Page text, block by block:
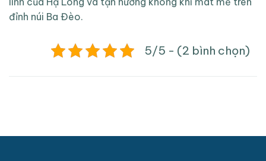
đỉnh núi Ba Đèo.
5/5 - (2 bình chọn)